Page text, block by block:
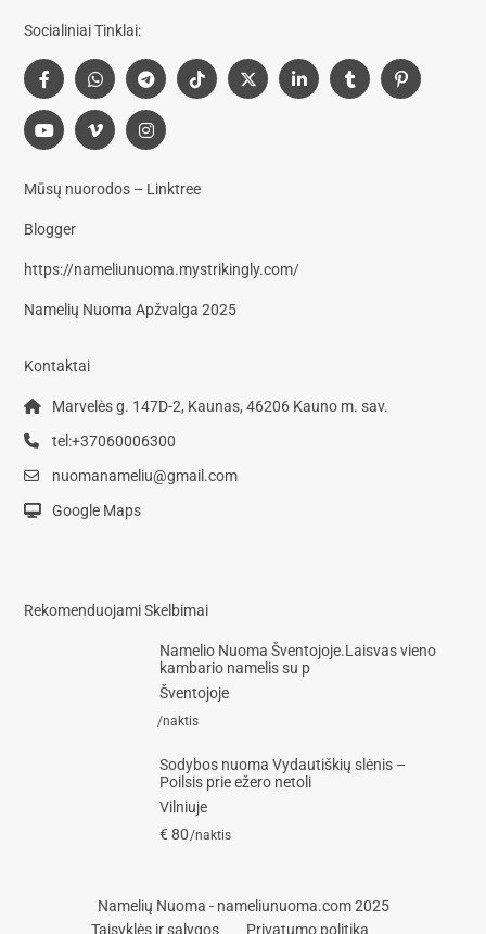
Socialiniai Tinklai:
Mūsų nuorodos – Linktree
Blogger
https://nameliunuoma.mystrikingly.com/
Namelių Nuoma Apžvalga 2025
Kontaktai
Marvelės g. 147D-2, Kaunas, 46206 Kauno m. sav.
tel:+37060006300
nuomanameliu@gmail.com
Google Maps
Rekomenduojami Skelbimai
Namelio Nuoma Šventojoje.Laisvas vieno
kambario namelis su p
Šventojoje
/naktis
Sodybos nuoma Vydautiškių slėnis –
Poilsis prie ežero netoli
Vilniuje
€ 80/naktis
Namelių Nuoma - nameliunuoma.com 2025
Taisyklės ir sąlygos
Privatumo politika